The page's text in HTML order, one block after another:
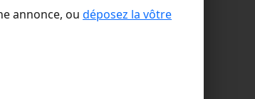
annonce, ou déposez la vôtre